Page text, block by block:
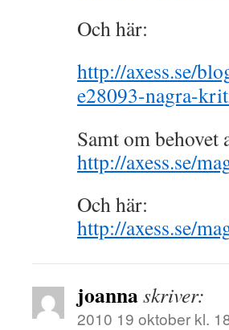
Och här:
http://axess.se/
e28093-nagra-
Samt om
http://axess.se/
Och här:
http://axess.se/
joannaskriver:
2010 19 oktober kl.